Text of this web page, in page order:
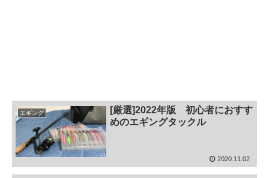
エギング
[厳選]2022年版 初心者におすす
めのエギングタックル
2020.11.02